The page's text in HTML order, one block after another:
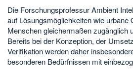
Die Forschungsprofessur Ambient
auf Lösungsmöglichkeiten wie urbane
Menschen gleichermaßen zugänglich
Bereits bei der Konzeption, der
Verifikation werden daher
besonderen Bedürfnissen mit